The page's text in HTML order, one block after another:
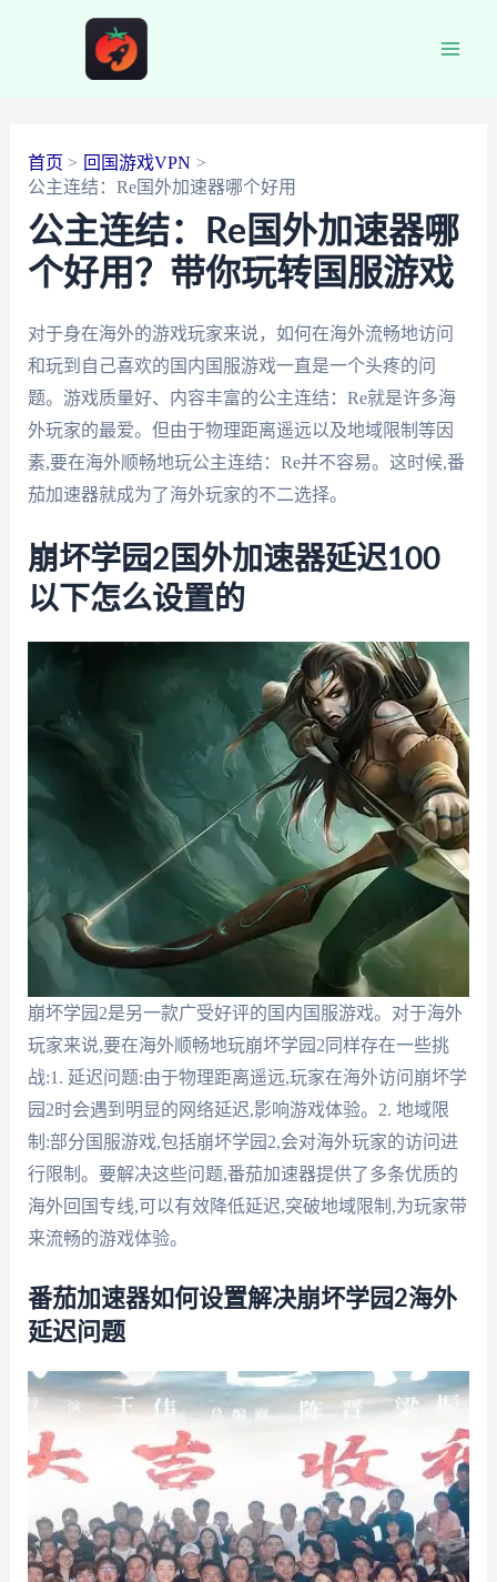
首页
回国游戏VPN
公主连结：Re国外加速器哪个好用
公主连结：Re国外加速器哪
个好用？带你玩转国服游戏
对于身在海外的游戏玩家来说，如何在海外流畅地访问
和玩到自己喜欢的国内国服游戏一直是一个头疼的问
题。游戏质量好、内容丰富的公主连结：Re就是许多海
外玩家的最爱。但由于物理距离遥远以及地域限制等因
素,要在海外顺畅地玩公主连结：Re并不容易。这时候,番
茄加速器就成为了海外玩家的不二选择。
崩坏学园2国外加速器延迟100
以下怎么设置的
崩坏学园2是另一款广受好评的国内国服游戏。对于海外
玩家来说,要在海外顺畅地玩崩坏学园2同样存在一些挑
战:1. 延迟问题:由于物理距离遥远,玩家在海外访问崩坏学
园2时会遇到明显的网络延迟,影响游戏体验。2. 地域限
制:部分国服游戏,包括崩坏学园2,会对海外玩家的访问进
行限制。要解决这些问题,番茄加速器提供了多条优质的
海外回国专线,可以有效降低延迟,突破地域限制,为玩家带
来流畅的游戏体验。
番茄加速器如何设置解决崩坏学园2海外
延迟问题